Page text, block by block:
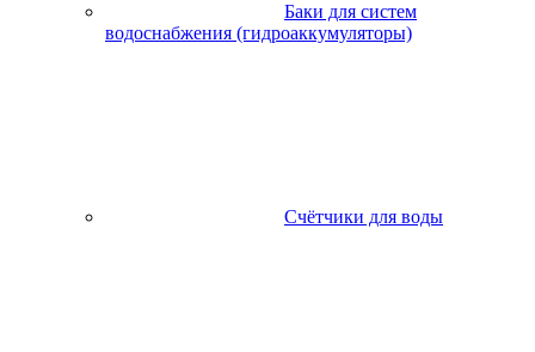
Баки для систем
водоснабжения (гидроаккумуляторы)
Счётчики для воды